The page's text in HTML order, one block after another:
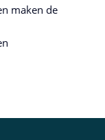
maken de